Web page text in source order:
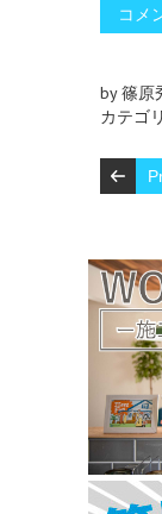
by 篠原
カテゴ